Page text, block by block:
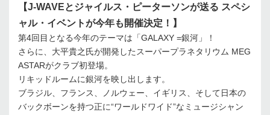
【J-WAVEとジャイルス・ピーターソンが送る スペシ
ャル・イベントが今年も開催決定！】
第4回目となる今年のテーマは「GALAXY =銀河」！
さらに、大平貴之氏が開発したスーパープラネタリウム MEG
ASTARがクラブ初登場。
リキッドルームに銀河を映し出します。
ブラジル、フランス、ノルウェー、イギリス、そして日本の
バックボーンを持つ正に“ワールドワイド”なミュージシャン